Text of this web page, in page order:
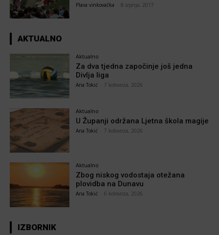
Plava vinkovačka 8 srpnja, 2017
AKTUALNO
Aktualno
Za dva tjedna započinje još jedna
Divlja liga
Ana Tokić 7 kolovoza, 2026
Aktualno
U Županji održana Ljetna škola magije
Ana Tokić 7 kolovoza, 2026
Aktualno
Zbog niskog vodostaja otežana
plovidba na Dunavu
Ana Tokić 6 kolovoza, 2026
IZBORNIK